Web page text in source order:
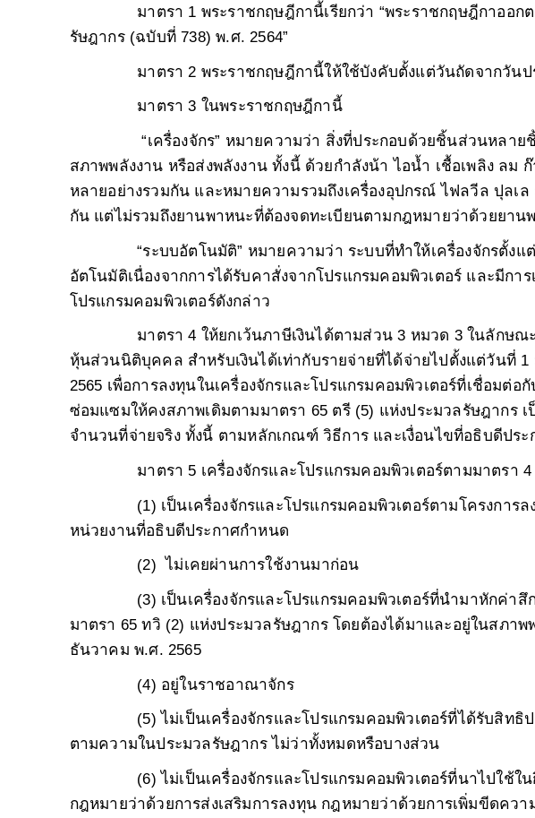
มาตรา 1 พระราชกฤษฎีกานี้เรียกว่า “พระราชกฤษฎีกาออก
รัษฎากร (ฉบับที่ 738) พ.ศ. 2564”
มาตรา 2 พระราชกฤษฎีกานี้ให้ใช้บังคับตั้งแต่วันถัดจากวัน
มาตรา 3 ในพระราชกฤษฎีกานี้
“เครื่องจักร” หมายความว่า สิ่งที่ประกอบด้วยชิ้นส่วนหลา
สภาพพลังงาน หรือส่งพลังงาน ทั้งนี้ ด้วยกำลังน้า ไอน้ำ เชื้อเพลิง ลม
หลายอย่างรวมกัน และหมายความรวมถึงเครื่องอุปกรณ์ ไฟลวีล ปุลเ
กัน แต่ไม่รวมถึงยานพาหนะที่ต้องจดทะเบียนตามกฎหมายว่าด้วยยาน
“ระบบอัตโนมัติ” หมายความว่า ระบบที่ทำให้เครื่องจักรตั้งแ
อัตโนมัติเนื่องจากการได้รับคาสั่งจากโปรแกรมคอมพิวเตอร์ และมีกา
โปรแกรมคอมพิวเตอร์ดังกล่าว
มาตรา 4 ให้ยกเว้นภาษีเงินได้ตามส่วน 3 หมวด 3 ในลักษ
หุ้นส่วนนิติบุคคล สำหรับเงินได้เท่ากับรายจ่ายที่ได้จ่ายไปตั้งแต่วันที่
2565 เพื่อการลงทุนในเครื่องจักรและโปรแกรมคอมพิวเตอร์ที่เชื่อมต่
ซ่อมแซมให้คงสภาพเดิมตามมาตรา 65 ตรี (5) แห่งประมวลรัษฎากร
จำนวนที่จ่ายจริง ทั้งนี้ ตามหลักเกณฑ์ วิธีการ และเงื่อนไขที่อธิบดีปร
มาตรา 5 เครื่องจักรและโปรแกรมคอมพิวเตอร์ตามมาตรา 4
(1) เป็นเครื่องจักรและโปรแกรมคอมพิวเตอร์ตามโครงการ
หน่วยงานที่อธิบดีประกาศกำหนด
(2) ไม่เคยผ่านการใช้งานมาก่อน
(3) เป็นเครื่องจักรและโปรแกรมคอมพิวเตอร์ที่นำมาหักค่า
มาตรา 65 ทวิ (2) แห่งประมวลรัษฎากร โดยต้องได้มาและอยู่ในสภา
ธันวาคม พ.ศ. 2565
(4) อยู่ในราชอาณาจักร
(5) ไม่เป็นเครื่องจักรและโปรแกรมคอมพิวเตอร์ที่ได้รับสิท
ตามความในประมวลรัษฎากร ไม่ว่าทั้งหมดหรือบางส่วน
(6) ไม่เป็นเครื่องจักรและโปรแกรมคอมพิวเตอร์ที่นาไปใช้
กฎหมายว่าด้วยการส่งเสริมการลงทุน กฎหมายว่าด้วยการเพิ่มขีดคว